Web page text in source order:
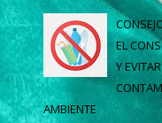
EL
Y
AMBIENTE